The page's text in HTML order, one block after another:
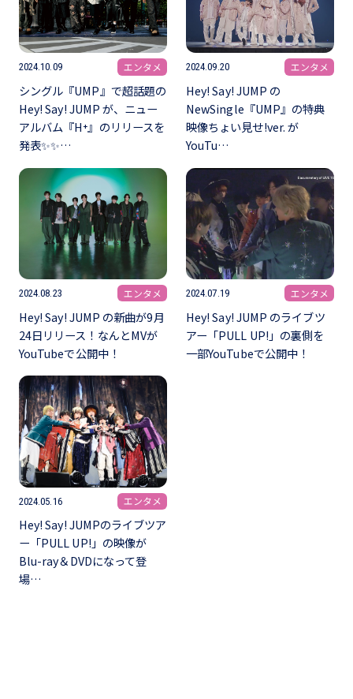
2024.10.09 エンタメ
シングル『UMP』で超話題の
Hey! Say! JUMP が、ニュー
アルバム『H⁺』のリリースを
発表✨✨…
2024.09.20 エンタメ
Hey! Say! JUMP の
NewSingle『UMP』の特典
映像ちょい見せ!ver. が
YouTu…
2024.08.23 エンタメ
Hey! Say! JUMP の新曲が9月
24日リリース！なんとMVが
YouTubeで公開中！
2024.07.19 エンタメ
Hey! Say! JUMP のライブツ
アー「PULL UP!」の裏側を
一部YouTubeで公開中！
2024.05.16 エンタメ
Hey! Say! JUMPのライブツア
ー「PULL UP!」の映像が
Blu-ray＆DVDになって登
場…